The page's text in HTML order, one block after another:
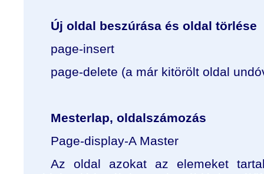
Új oldal beszúrása és oldal törlése
page-insert
page-delete (a már kitörölt oldal
Mesterlap, oldalszámozás
Page-display-A Master
Az oldal azokat az elemeket